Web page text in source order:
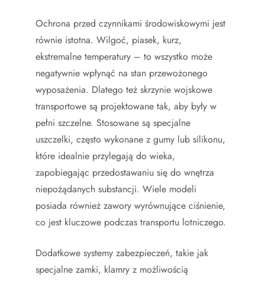
Ochrona przed czynnikami środowiskowymi jest
równie istotna. Wilgoć, piasek, kurz,
ekstremalne temperatury – to wszystko może
negatywnie wpłynąć na stan przewożonego
wyposażenia. Dlatego też skrzynie wojskowe
transportowe są projektowane tak, aby były w
pełni szczelne. Stosowane są specjalne
uszczelki, często wykonane z gumy lub silikonu,
które idealnie przylegają do wieka,
zapobiegając przedostawaniu się do wnętrza
niepożądanych substancji. Wiele modeli
posiada również zawory wyrównujące ciśnienie,
co jest kluczowe podczas transportu lotniczego.
Dodatkowe systemy zabezpieczeń, takie jak
specjalne zamki, klamry z możliwością